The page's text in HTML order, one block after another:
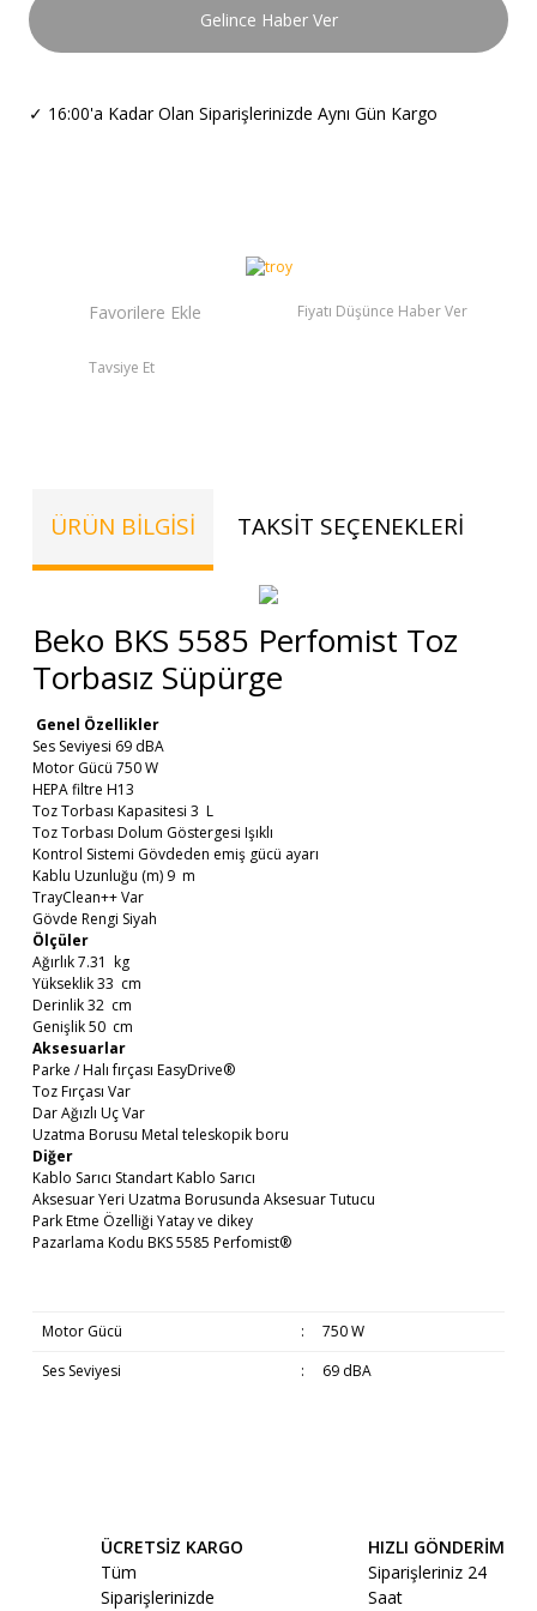
Gelince Haber Ver
✓ 16:00'a Kadar Olan Siparişlerinizde Aynı Gün Kargo
Fiyatı Düşünce Haber Ver
Tavsiye Et
ÜRÜN BILGISI TAKSIT SEÇENEKLERI
Beko BKS 5585 Perfomist Toz
Torbasız Süpürge
Genel Özellikler
Ses Seviyesi 69 dBA
Motor Gücü 750 W
HEPA filtre H13
Toz Torbası Kapasitesi 3 L
Toz Torbası Dolum Göstergesi Işıklı
Kontrol Sistemi Gövdeden emiş gücü ayarı
Kablu Uzunluğu (m) 9 m
TrayClean++ Var
Gövde Rengi Siyah
Ölçüler
Ağırlık 7.31 kg
Yükseklik 33 cm
Derinlik 32 cm
Genişlik 50 cm
Aksesuarlar
Parke / Halı fırçası EasyDrive®
Toz Fırçası Var
Dar Ağızlı Uç Var
Uzatma Borusu Metal teleskopik boru
Diğer
Kablo Sarıcı Standart Kablo Sarıcı
Aksesuar Yeri Uzatma Borusunda Aksesuar Tutucu
Park Etme Özelliği Yatay ve dikey
Pazarlama Kodu BKS 5585 Perfomist®
Motor Gücü :
750 W
Ses Seviyesi
: 69 dBA
Yorum Yaz
Ürün resmi kalitesiz, bozuk veya görüntülenemiyor.
Saat 16:00’e kadar verilen siparişler, MNG
ÜCRETSİZ KARGO
Tüm
Siparişlerinizde
HIZLI GÖNDERİM
Siparişleriniz 24
Saat